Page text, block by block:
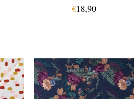
€18,90